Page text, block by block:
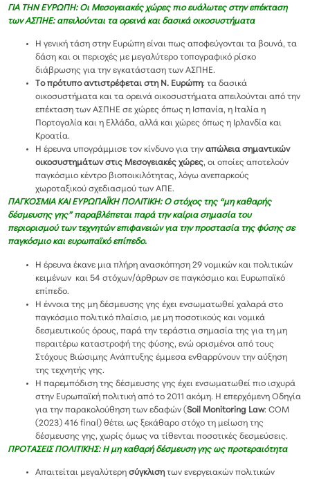
ΓΙΑ ΤΗΝ ΕΥΡΩΠΗ: Οι Μεσογειακές χώρες πιο ευάλωτες στην επέκταση
των ΑΣΠΗΕ: απειλούνται τα ορεινά και δασικά οικοσυστήματα
Η γενική τάση στην Ευρώπη είναι πως αποφεύγονται τα βουνά, τα
δάση και οι περιοχές με μεγαλύτερο τοπογραφικό ρίσκο
διάβρωσης για την εγκατάσταση των ΑΣΠΗΕ.
Το πρότυπο αντιστρέφεται στη Ν. Ευρώπη: τα δασικά
οικοσυστήματα και τα ορεινά οικοσυστήματα απειλούνται από την
επέκταση των ΑΣΠΗΕ σε χώρες όπως η Ισπανία, η Ιταλία η
Πορτογαλία και η Ελλάδα, αλλά και χώρες όπως η Ιρλανδία και
Κροατία.
Η έρευνα υπογράμμισε τον κίνδυνο για τηναπώλεια σημαντικών
οικοσυστημάτων στις Μεσογειακές χώρες, οι οποίες αποτελούν
παγκόσμιο κέντρο βιοποικιλότητας, λόγω ανεπαρκούς
χωροταξικού σχεδιασμού των ΑΠΕ.
ΠΑΓΚΟΣΜΙΑ ΚΑΙ ΕΥΡΩΠΑΪΚΗ ΠΟΛΙΤΙΚΗ: Ο στόχος της “μη καθαρής
δέσμευσης γης” παραβλέπεται παρά την καίρια σημασία του
περιορισμού των τεχνητών επιφανειών για την προστασία της φύσης σε
παγκόσμιο και ευρωπαϊκό επίπεδο.
Η έρευνα έκανε μια πλήρη ανασκόπηση 29 νομικών και πολιτικών
κειμένων και 54 στόχων/άρθρων σε παγκόσμιο και Ευρωπαϊκό
επίπεδο.
Η έννοια της μη δέσμευσης γης έχει ενσωματωθεί χαλαρά στο
παγκόσμιο πολιτικό πλαίσιο, με μη ποσοτικούς και νομικά
δεσμευτικούς όρους, παρά την τεράστια σημασία της για τη μη
περαιτέρω καταστροφή της φύσης, ενώ ορισμένοι από τους
Στόχους Βιώσιμης Ανάπτυξης έμμεσα ενθαρρύνουν την αύξηση
της τεχνητής γης.
Η παρεμπόδιση της δέσμευσης γης έχει ενσωματωθεί πιο ισχυρά
στην Ευρωπαϊκή πολιτική από το 2011 ακόμη. Η επερχόμενη Οδηγία
για την παρακολούθηση των εδαφών (Soil Monitoring Law: COM
(2023) 416 final) θέτει ως ξεκάθαρο στόχο τη μείωση της
δέσμευσης γης, χωρίς όμως να τίθενται ποσοτικές δεσμεύσεις.
ΠΡΟΤΑΣΕΙΣ ΠΟΛΙΤΙΚΗΣ: Η μη καθαρή δέσμευση γης ως προτεραιότητα
Απαιτείται μεγαλύτερησύγκλιση των ενεργειακών πολιτικών